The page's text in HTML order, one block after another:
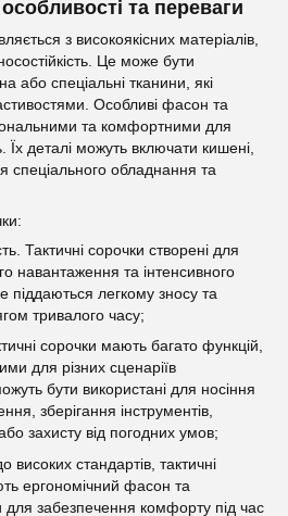
та переваги
з високоякісних матеріалів,
Це може бути
або спеціальні тканини, які
Особливі фасон та
та комфортними для
Їх деталі можуть включати кишені,
спеціального обладнання та
Тактичні сорочки створені для
навантаження та інтенсивного
піддаються легкому зносу та
тривалого часу;
сорочки мають багато функцій,
для різних сценаріїв
бути використані для носіння
зберігання інструментів,
захисту від погодних умов;
високих стандартів, тактичні
ергономічний фасон та
для забезпечення комфорту під час